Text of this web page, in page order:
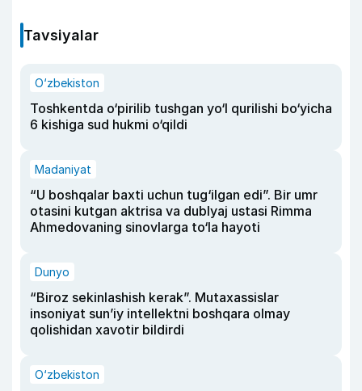
Tavsiyalar
O‘zbekiston
Toshkentda o‘pirilib tushgan yo‘l qurilishi bo‘yicha
6 kishiga sud hukmi o‘qildi
Madaniyat
“U boshqalar baxti uchun tug‘ilgan edi”. Bir umr
otasini kutgan aktrisa va dublyaj ustasi Rimma
Ahmedovaning sinovlarga to‘la hayoti
Dunyo
“Biroz sekinlashish kerak”. Mutaxassislar
insoniyat sun’iy intellektni boshqara olmay
qolishidan xavotir bildirdi
O‘zbekiston